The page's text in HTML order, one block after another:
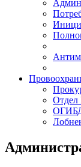
Отдел